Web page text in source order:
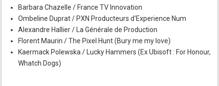
Barbara Chazelle / France TV Innovation
Ombeline Duprat / PXN Producteurs d'Experience Num
Alexandre Hallier / La Générale de Production
Florent Maurin / The Pixel Hunt (Bury me my love)
Kaermack Polewska / Lucky Hammers (Ex Ubisoft : For Honour,
Whatch Dogs)